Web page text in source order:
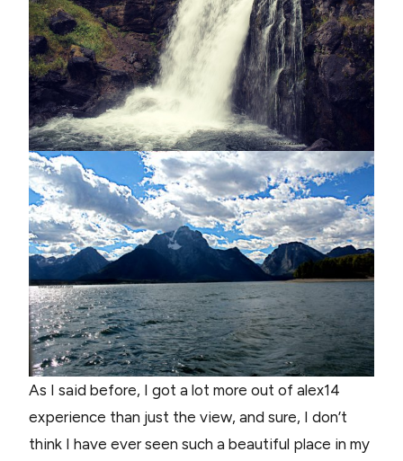
As I said before, I got a lot more out of alex14
experience than just the view, and sure, I don’t
think I have ever seen such a beautiful place in my